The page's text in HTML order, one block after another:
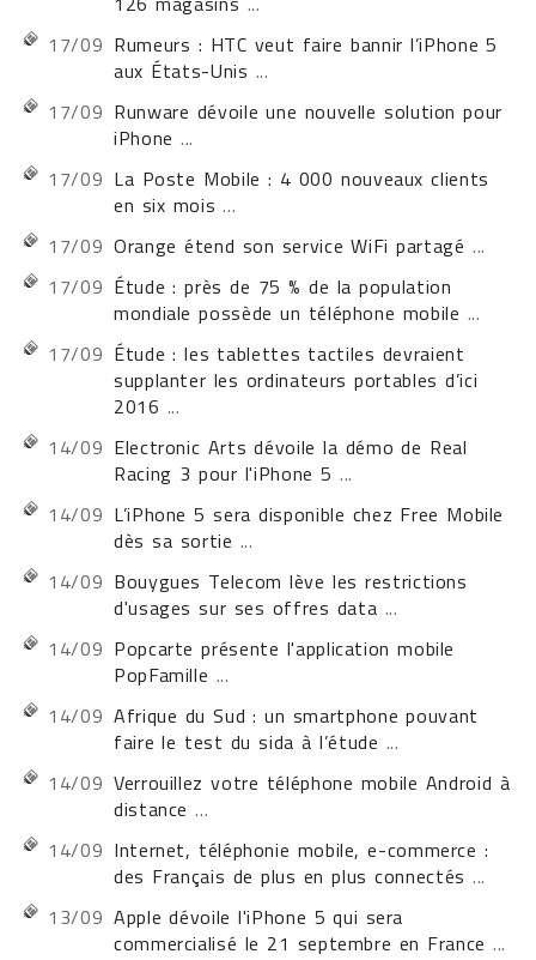
17/09 Rumeurs : HTC veut faire bannir l’iPhone 5
aux États-Unis ...
17/09 Runware dévoile une nouvelle solution pour
iPhone ...
17/09 La Poste Mobile : 4 000 nouveaux clients
en six mois ...
17/09 Orange étend son service WiFi partagé ...
17/09 Étude : près de 75 % de la population
mondiale possède un téléphone mobile ...
17/09 Étude : les tablettes tactiles devraient
supplanter les ordinateurs portables d’ici
2016 ...
14/09 Electronic Arts dévoile la démo de Real
Racing 3 pour l'iPhone 5 ...
14/09 L’iPhone 5 sera disponible chez Free Mobile
dès sa sortie ...
14/09 Bouygues Telecom lève les restrictions
d'usages sur ses offres data ...
14/09 Popcarte présente l'application mobile
PopFamille ...
14/09 Afrique du Sud : un smartphone pouvant
faire le test du sida à l’étude ...
14/09 Verrouillez votre téléphone mobile Android à
distance ...
14/09 Internet, téléphonie mobile, e-commerce :
des Français de plus en plus connectés ...
13/09 Apple dévoile l'iPhone 5 qui sera
commercialisé le 21 septembre en France ...